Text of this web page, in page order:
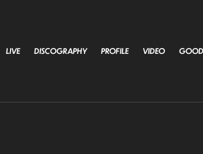
LIVE DISCOGRAPHY PROFILE VIDEO